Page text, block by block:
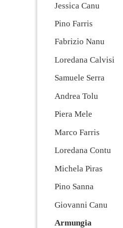
Jessica Canu
Pino Farris
Fabrizio Nanu
Loredana Calvisi
Samuele Serra
Andrea Tolu
Piera Mele
Marco Farris
Loredana Contu
Michela Piras
Pino Sanna
Giovanni Canu
Armungia